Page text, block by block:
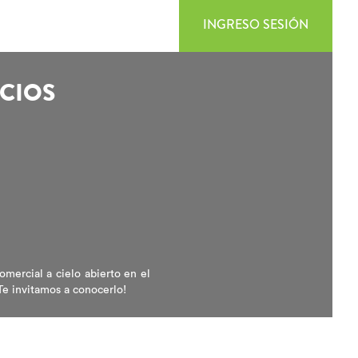
INGRESO SESIÓN
a cielo abierto en el
invitamos a conocerlo!